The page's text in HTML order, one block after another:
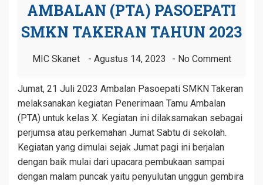
AMBALAN (PTA) PASOEPATI
SMKN TAKERAN TAHUN 2023
MIC Skanet Agustus 14, 2023 No Comment
Jumat, 21 Juli 2023 Ambalan Pasoepati SMKN Takeran
melaksanakan kegiatan Penerimaan Tamu Ambalan
(PTA) untuk kelas X. Kegiatan ini dilaksamakan sebagai
perjumsa atau perkemahan Jumat Sabtu di sekolah.
Kegiatan yang dimulai sejak Jumat pagi ini berjalan
dengan baik mulai dari upacara pembukaan sampai
dengan malam puncak yaitu penyulutan unggun gembira